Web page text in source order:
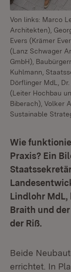
Von links: Marco
Architekten),
Evers (Krämer
(Lanz Schwager
GmbH),
Kuhlmann,
Dörflinger MdL,
(Leiter Hochbau
Biberach), Volker
Sustainable
Wie
Praxis? Ein
Lindlohr MdL,
Braith und
der Riß.
Beide
errichtet. In